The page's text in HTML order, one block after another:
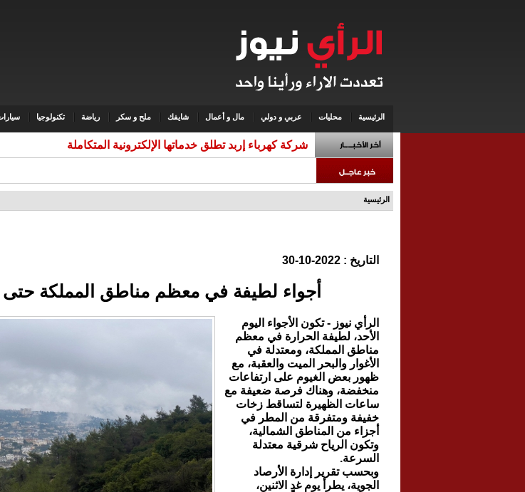
الرئيسية محليات عربي و دولي مال و أعمال شايفك ملح و سكر رياضة تكنولوجيا
شركة كهرباء إربد تطلق خدماتها الإلكترونية المتكاملة عبر
الرئيسية
التاريخ : 2022-10-30
أجواء لطيفة في معظم مناطق المملكة حتى
الرأي نيوز - تكون الأجواء اليوم
الأحد، لطيفة الحرارة في معظم
مناطق المملكة، ومعتدلة في
الأغوار والبحر الميت والعقبة، مع
ظهور بعض الغيوم على ارتفاعات
منخفضة، وهناك فرصة ضعيفة مع
ساعات الظهيرة لتساقط زخات
خفيفة ومتفرقة من المطر في
أجزاء من المناطق الشمالية،
وتكون الرياح شرقية معتدلة
السرعة.
وبحسب تقرير إدارة الأرصاد
الجوية، يطرأ يوم غدٍ الاثنين،